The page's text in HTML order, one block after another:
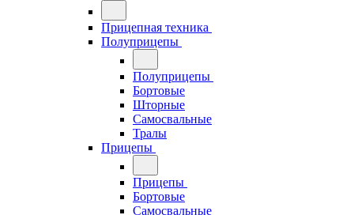
Прицепная техника
Полуприцепы
Полуприцепы
Бортовые
Шторные
Самосвальные
Тралы
Прицепы
Прицепы
Бортовые
Самосвальные